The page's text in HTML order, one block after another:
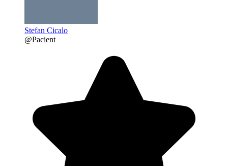
Stefan Cicalo
@Pacient